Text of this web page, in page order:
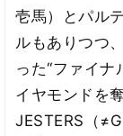
壱馬）とパル
ルもありつつ
った“ファイナ
イヤモンドを
JESTERS（